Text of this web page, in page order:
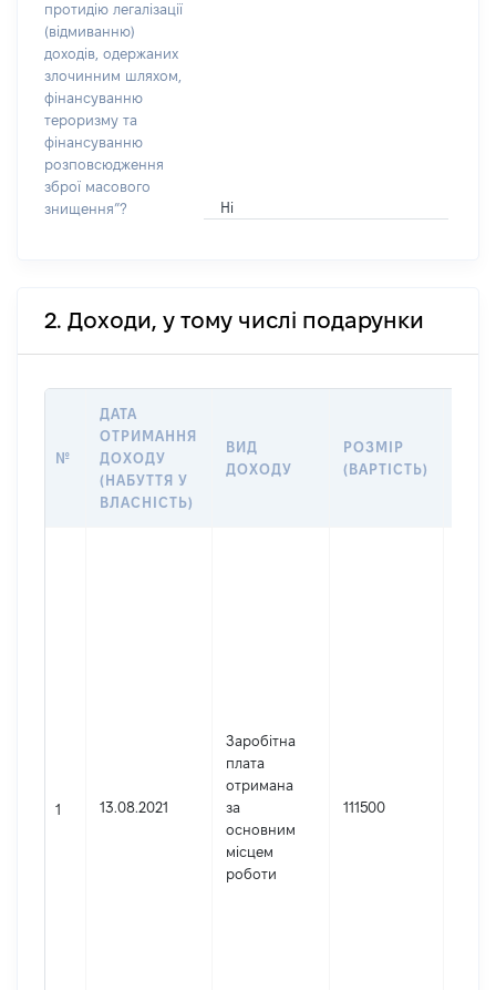
протидію легалізації
(відмиванню)
доходів, одержаних
злочинним шляхом,
фінансуванню
тероризму та
фінансуванню
розповсюдження
зброї масового
знищення”?
Ні
2. Доходи, у тому числі подарунки
№
ДАТА
ОТРИМАННЯ
ДОХОДУ
(НАБУТТЯ У
ВЛАСНІСТЬ)
ВИД
ДОХОДУ
РОЗМІР
(ВАРТІСТЬ)
1 13.08.2021
Заробітна
плата
отримана
за
основним
місцем
роботи
111500